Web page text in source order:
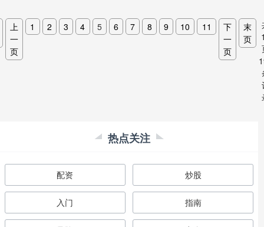
上
一
页
1 2 3 4 5 6 7 8 9 10 11
下
一
页
末
页
热点关注
配资 炒股
入门 指南